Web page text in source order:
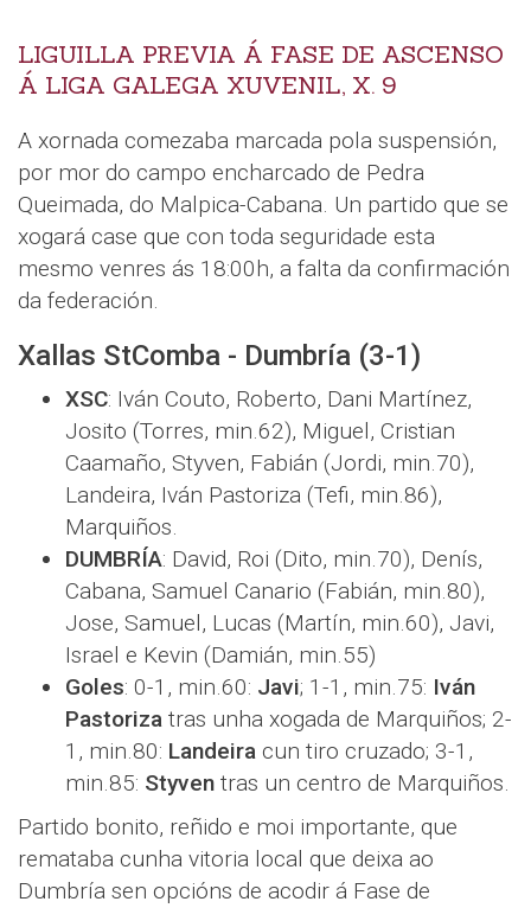
LIGUILLA PREVIA Á FASE DE ASCENSO
Á LIGA GALEGA XUVENIL, X. 9
A xornada comezaba marcada pola suspensión,
por mor do campo encharcado de Pedra
Queimada, do Malpica-Cabana. Un partido que se
xogará case que con toda seguridade esta
mesmo venres ás 18:00h, a falta da confirmación
da federación.
Xallas StComba - Dumbría (3-1)
XSC: Iván Couto, Roberto, Dani Martínez,
Josito (Torres, min.62), Miguel, Cristian
Caamaño, Styven, Fabián (Jordi, min.70),
Landeira, Iván Pastoriza (Tefi, min.86),
Marquiños.
DUMBRÍA: David, Roi (Dito, min.70), Denís,
Cabana, Samuel Canario (Fabián, min.80),
Jose, Samuel, Lucas (Martín, min.60), Javi,
Israel e Kevin (Damián, min.55)
Goles: 0-1, min.60: Javi; 1-1, min.75: Iván
Pastoriza tras unha xogada de Marquiños; 2-
1, min.80: Landeira cun tiro cruzado; 3-1,
min.85: Styven tras un centro de Marquiños.
Partido bonito, reñido e moi importante, que
remataba cunha vitoria local que deixa ao
Dumbría sen opcións de acodir á Fase de